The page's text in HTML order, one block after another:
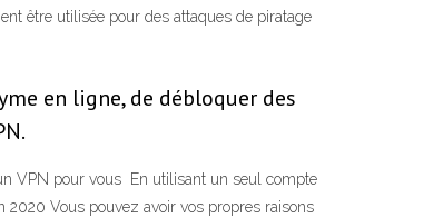
être utilisée pour des attaques de piratage
en ligne, de débloquer des
VPN pour vous En utilisant un seul compte
Vous pouvez avoir vos propres raisons